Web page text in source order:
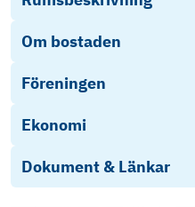
Om bostaden
Föreningen
Ekonomi
Dokument & Länkar